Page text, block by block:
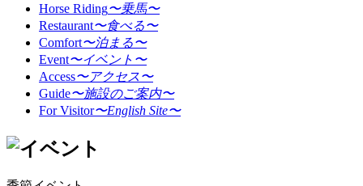
Horse Riding〜乗馬〜
Restaurant〜食べる〜
Comfort〜泊まる〜
Event〜イベント〜
Access〜アクセス〜
Guide〜施設のご案内〜
For Visitor〜English Site〜